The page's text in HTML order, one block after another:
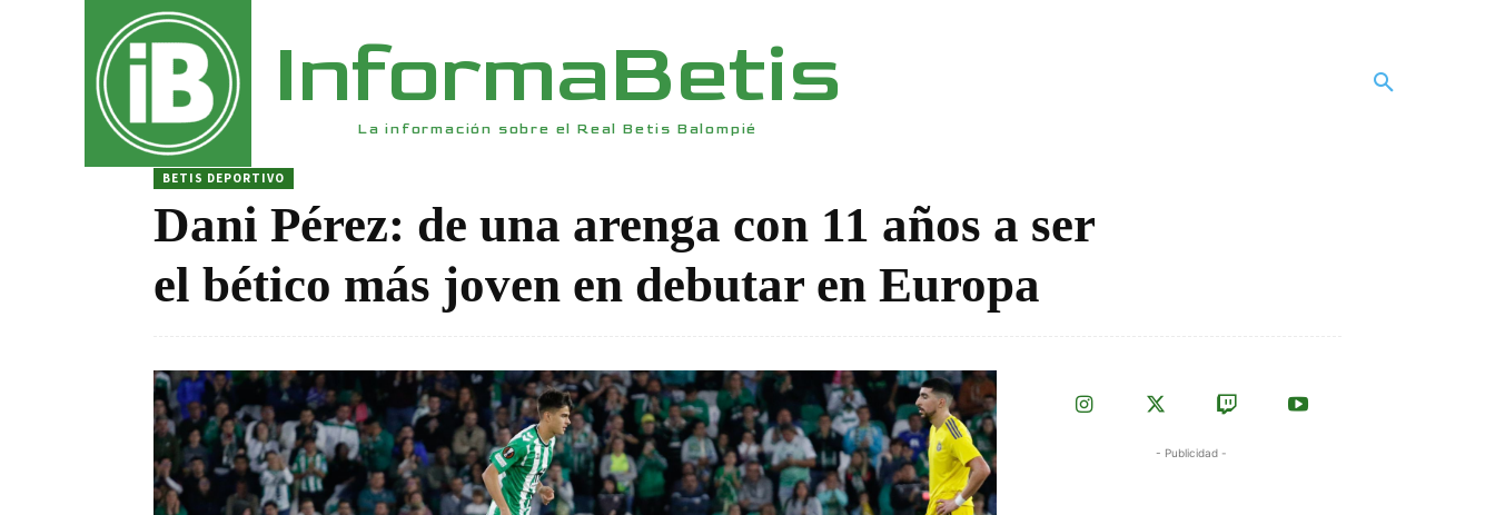
InformaBetis
La información sobre el Real Betis Balompié
BETIS DEPORTIVO
Dani Pérez: de una arenga con 11 años a ser
el bético más joven en debutar en Europa
- Publicidad -